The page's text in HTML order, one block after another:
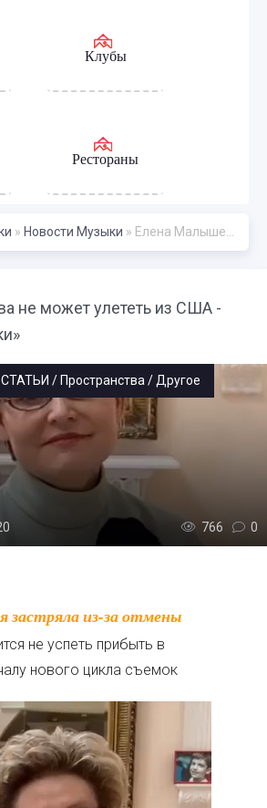
Клубы
Рестораны
» Новости Музыки » Елена Малышева не может улететь из США - «Новости Музыки»
не может улететь из США -
/ Пространства / Другое
766 0
не успеть прибыть в
нового цикла съемок